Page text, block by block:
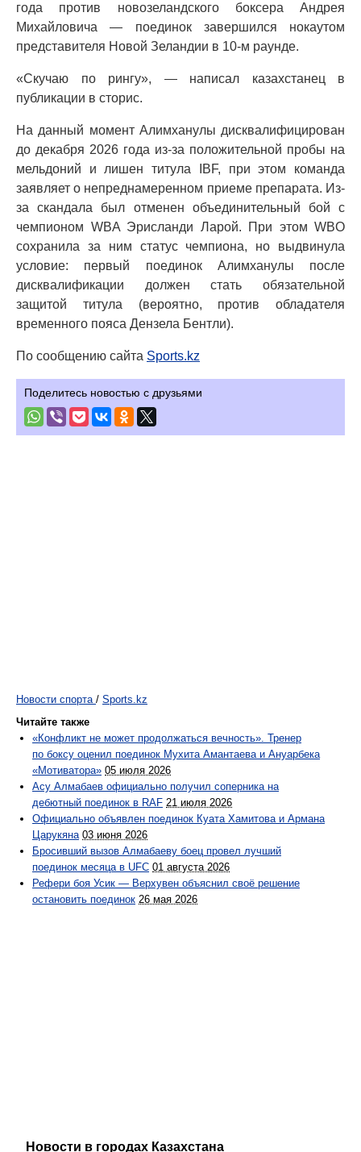
года против новозеландского боксера Андрея
Михайловича — поединок завершился нокаутом
представителя Новой Зеландии в 10-м раунде.
«Скучаю по рингу», — написал казахстанец в
публикации в сторис.
На данный момент Алимханулы дисквалифицирован
до декабря 2026 года из-за положительной пробы на
мельдоний и лишен титула IBF, при этом команда
заявляет о непреднамеренном приеме препарата. Из-
за скандала был отменен объединительный бой с
чемпионом WBA Эрисланди Ларой. При этом WBO
сохранила за ним статус чемпиона, но выдвинула
условие: первый поединок Алимханулы после
дисквалификации должен стать обязательной
защитой титула (вероятно, против обладателя
временного пояса Дензела Бентли).
По сообщению сайта Sports.kz
Поделитесь новостью с друзьями
Новости спорта / Sports.kz
Читайте также
«Конфликт не может продолжаться вечность». Тренер
по боксу оценил поединок Мухита Амантаева и Ануарбека
«Мотиватора» 05 июля 2026
Асу Алмабаев официально получил соперника на
дебютный поединок в RAF 21 июля 2026
Официально объявлен поединок Куата Хамитова и Армана
Царукяна 03 июня 2026
Бросивший вызов Алмабаеву боец провел лучший
поединок месяца в UFC 01 августа 2026
Рефери боя Усик — Верхувен объяснил своё решение
остановить поединок 26 мая 2026
Новости в городах Казахстана